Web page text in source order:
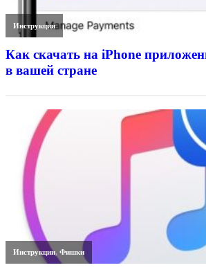
Инструкции
Как скачать на iPhone
в вашей стране
Инструкции,Фишки